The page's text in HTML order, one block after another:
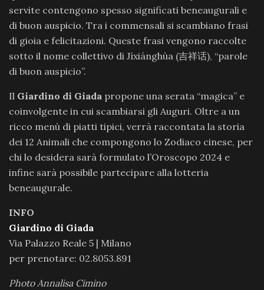
servite contengono spesso significati beneaugurali e
di buon auspicio. Tra i commensali si scambiano frasi
di gioia e felicitazioni. Queste frasi vengono raccolte
sotto il nome collettivo di Jíxiánghùa (吉祥话), “parole
di buon auspicio”.
Il Giardino di Giada propone una serata “magica” e
coinvolgente in cui scambiarsi gli Auguri. Oltre a un
ricco menù di piatti tipici, verrà raccontata la storia
dei 12 Animali che compongono lo Zodiaco cinese, per
chi lo desidera sarà formulato l’Oroscopo 2024 e
infine sarà possibile partecipare alla lotteria
beneaugurale.
INFO
Giardino di Giada
Via Palazzo Reale 5 | Milano
per prenotare: 02.8053.891
Photo Annalisa Cimino